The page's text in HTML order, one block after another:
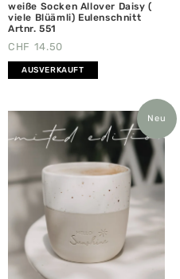
weiße Socken Allover Daisy (
viele Blüämli) Eulenschnitt
Artnr. 551
CHF 14.50
AUSVERKAUFT
Neu